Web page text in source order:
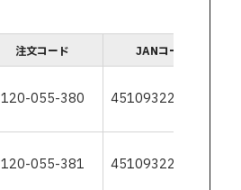
注文コード JANコード
120-055-380 4510932230254
120-055-381 4510932230261